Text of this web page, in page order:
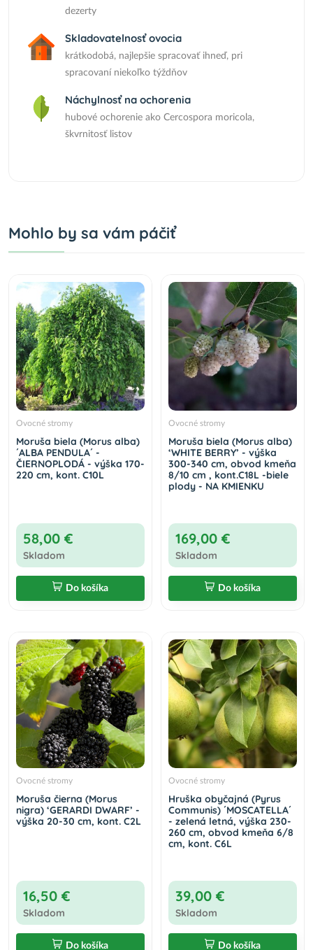
dezerty
Skladovatelnosť ovocia
krátkodobá, najlepšie spracovať ihneď, pri
spracovaní niekoľko týždňov
Náchylnosť na ochorenia
hubové ochorenie ako Cercospora moricola,
škvrnitosť listov
Mohlo by sa vám páčiť
Ovocné stromy
Moruša biela (Morus alba)
´ALBA PENDULA´ -
ČIERNOPLODÁ - výška 170-
220 cm, kont. C10L
58,00 €
Skladom
Do košíka
Ovocné stromy
Moruša biela (Morus alba)
‘WHITE BERRY’ - výška
300-340 cm, obvod kmeňa
8/10 cm , kont.C18L -biele
plody - NA KMIENKU
169,00 €
Skladom
Do košíka
Ovocné stromy
Moruša čierna (Morus
nigra) ‘GERARDI DWARF’ -
výška 20-30 cm, kont. C2L
16,50 €
Skladom
Do košíka
Ovocné stromy
Hruška obyčajná (Pyrus
Communis) ´MOSCATELLA´
- zelená letná, výška 230-
260 cm, obvod kmeňa 6/8
cm, kont. C6L
39,00 €
Skladom
Do košíka